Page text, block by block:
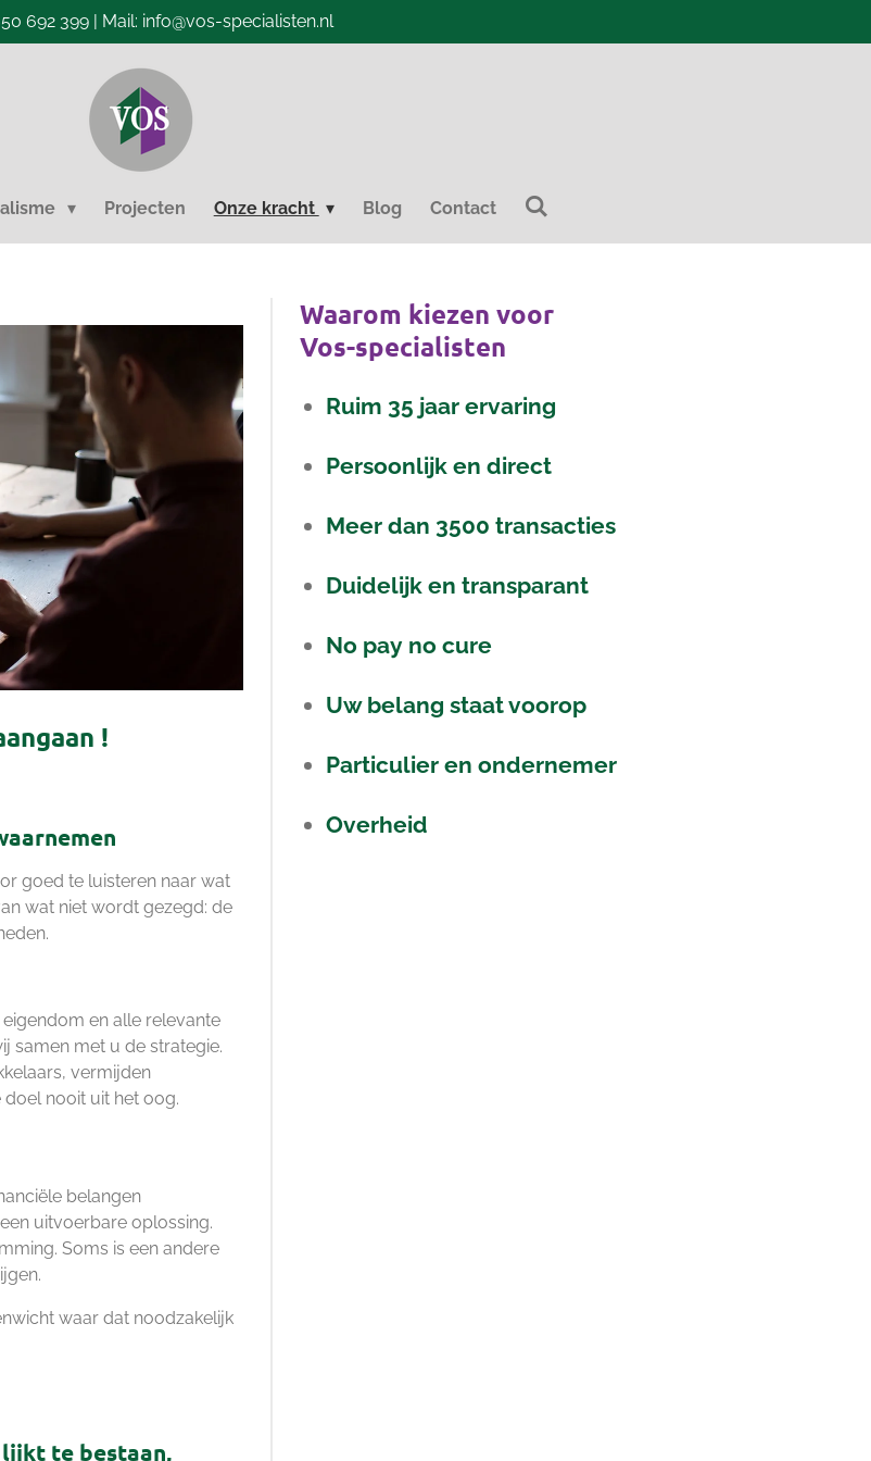
692 399 | Mail: info@vos-specialisten.nl
Projecten Onze kracht Blog Contact
!
goed te luisteren naar wat
wat niet wordt gezegd: de
en alle relevante
samen met u de strategie.
vermijden
doel nooit uit het oog.
belangen
uitvoerbare oplossing.
Soms is een andere
waar dat noodzakelijk
lijkt te bestaan,
Waarom kiezen voor
Vos-specialisten
Ruim 35 jaar ervaring
Persoonlijk en direct
Meer dan 3500 transacties
Duidelijk en transparant
No pay no cure
Uw belang staat voorop
Particulier en ondernemer
Overheid